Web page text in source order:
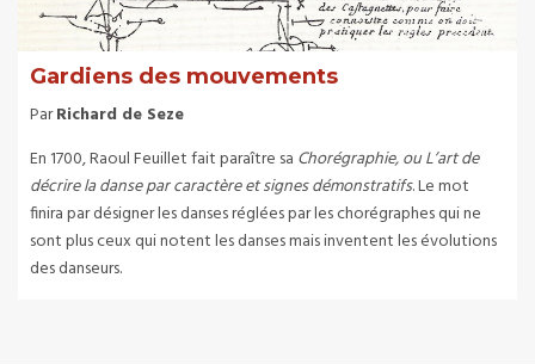
Gardiens des mouvements
ParRichard de Seze
En 1700, Raoul Feuillet fait paraître sa Chorégraphie, ou L’art de
décrire la danse par caractère et signes démonstratifs. Le mot
finira par désigner les danses réglées par les chorégraphes qui ne
sont plus ceux qui notent les danses mais inventent les évolutions
des danseurs.